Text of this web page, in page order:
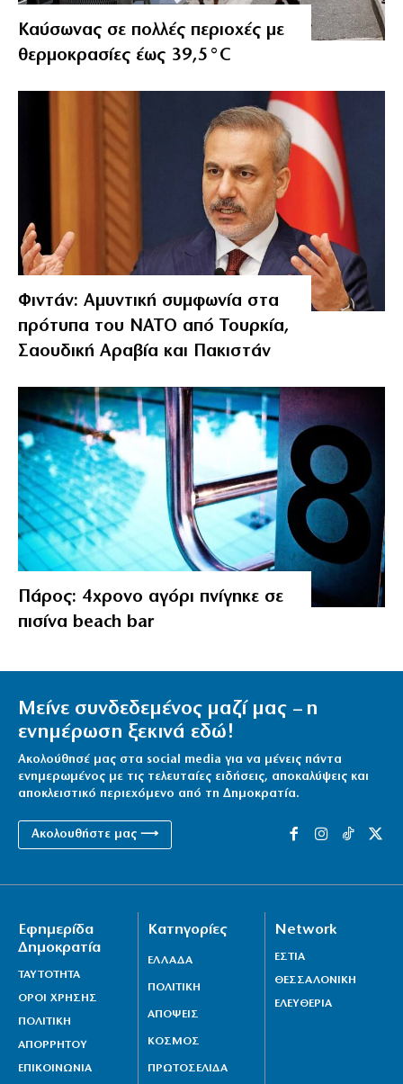
Καύσωνας σε πολλές περιοχές με
θερμοκρασίες έως 39,5°C
Φιντάν: Αμυντική συμφωνία στα
πρότυπα του ΝΑΤΟ από Τουρκία,
Σαουδική Αραβία και Πακιστάν
Πάρος: 4χρονο αγόρι πνίγηκε σε
πισίνα beach bar
Μείνε συνδεδεμένος μαζί μας – η
ενημέρωση ξεκινά εδώ!
Ακολούθησέ μας στα social media για να μένεις πάντα
ενημερωμένος με τις τελευταίες ειδήσεις, αποκαλύψεις και
αποκλειστικό περιεχόμενο από τη Δημοκρατία.
Ακολουθήστε μας ⟶
Εφημερίδα
Δημοκρατία
ΤΑΥΤΟΤΗΤΑ
ΟΡΟΙ ΧΡΗΣΗΣ
ΠΟΛΙΤΙΚΗ
ΑΠΟΡΡΗΤΟΥ
ΕΠΙΚΟΙΝΩΝΙΑ
Κατηγορίες
ΕΛΛΑΔΑ
ΠΟΛΙΤΙΚΗ
ΑΠΟΨΕΙΣ
ΚΟΣΜΟΣ
ΠΡΩΤΟΣΕΛΙΔΑ
Network
ΕΣΤΙΑ
ΘΕΣΣΑΛΟΝΙΚΗ
ΕΛΕΥΘΕΡΙΑ